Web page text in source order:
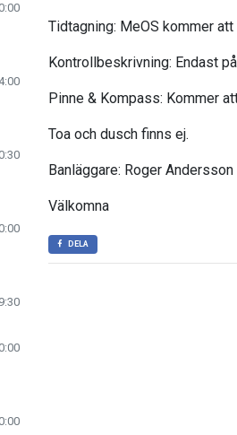
Tidtagning: MeOS kommer
Kontrollbeskrivning: Endast
Pinne & Kompass: Kommer
Toa och dusch finns ej.
Banläggare: Roger
Välkomna
DELA